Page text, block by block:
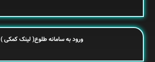
ورود به سامانه طلوع( لینک کمکی )